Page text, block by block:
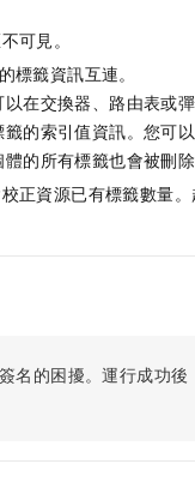
可見。
籤資訊互連。
在交換器、路由表或
的索引值資訊。您可
的所有標籤也會被刪
正資源已有標籤數量
名的困擾。運行成功